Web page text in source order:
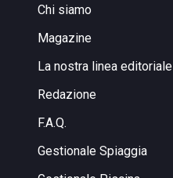
Chi siamo
Magazine
La nostra linea editoriale
Redazione
F.A.Q.
Gestionale Spiaggia